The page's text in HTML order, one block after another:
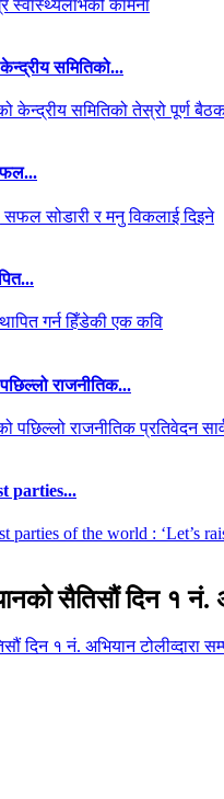
समितिको...
राजनीतिक...
parties...
सैतिसौं दिन १ नं.